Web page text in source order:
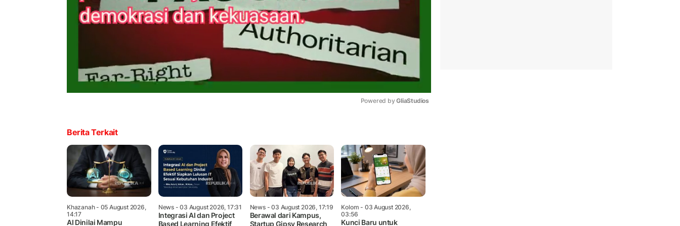
Powered by GliaStudios
Berita Terkait
Khazanah- 05 August 2026,
14:17
AI Dinilai Mampu
News- 03 August 2026, 17:31
Integrasi AI dan Project
Based Learning Efektif
News- 03 August 2026, 17:19
Berawal dari Kampus,
Startup Gipsy Research
Kolom - 03 August 2026,
03:56
Kunci Baru untuk